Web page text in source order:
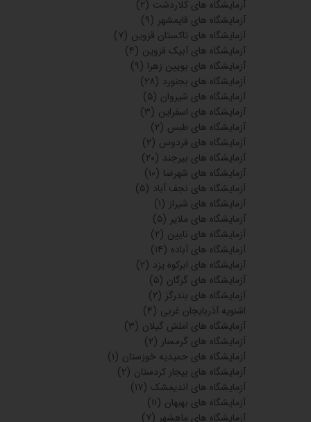
آزمایشگاه های کلاردشت (۲)
آزمایشگاه های قایمشهر (۹)
آزمایشگاه های تاکستان قزوین (۷)
آزمایشگاه های آبیک قزوین (۴)
آزمایشگاه های بویین زهرا (۹)
آزمایشگاه های بجنورد (۲۸)
آزمایشگاه های شیروان (۵)
آزمایشگاه های اسفراین (۳)
آزمایشگاه های طبس (۲)
آزمایشگاه های فردوس (۲)
آزمایشگاه های بیرجند (۲۰)
آزمایشگاه های شهرضا (۱۰)
آزمایشگاه های نجف آباد (۵)
آزمایشگاه های شیراز (۱)
آزمایشگاه های ملایر (۵)
آزمایشگاه های نایین (۲)
آزمایشگاه های آباده (۱۴)
آزمایشگاه های ابرکوه یزد (۲)
آزمایشگاه های گرگان (۵)
آزمایشگاه های بندرگز (۲)
اشنویه آذربایجان غربی (۴)
آزمایشگاه های املش گیلان (۳)
آزمایشگاه های گرمسار (۲)
آزمایشگاه های حمیدیه خوزستان (۱)
آزمایشگاه های بیجار کردستان (۲)
آزمایشگاه های اندیمشک (۱۷)
آزمایشگاه های بهبهان (۱۱)
آزمایشگاه های ماهشهر (۷)